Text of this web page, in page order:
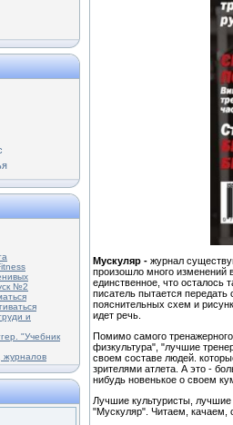
№2
и
"Учебник
журналов
Мускуляр - журнал
произошло много изменений
единственное, что
писатель пытается
пояснительных схем и
идет речь.
Помимо самого
физкультура", "лучшие
своем составе людей.
зрителями атлета. А это -
нибудь новенькое о своем
Лучшие культуристы,
"Мускуляр". Читаем, качаем,